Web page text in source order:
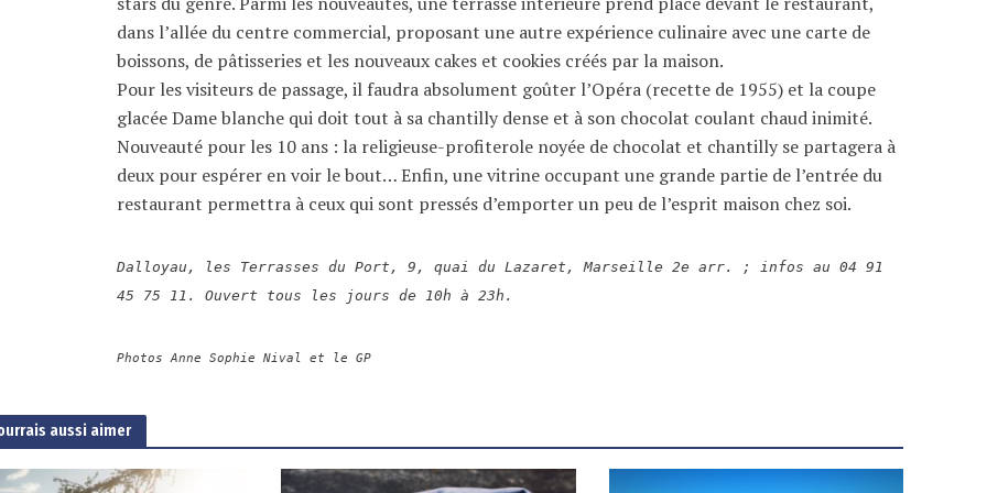
dans l’allée du centre commercial, proposant une autre expérience culinaire avec une carte de
boissons, de pâtisseries et les nouveaux cakes et cookies créés par la maison.
Pour les visiteurs de passage, il faudra absolument goûter l’Opéra (recette de 1955) et la coupe
glacée Dame blanche qui doit tout à sa chantilly dense et à son chocolat coulant chaud inimité.
Nouveauté pour les 10 ans : la religieuse-profiterole noyée de chocolat et chantilly se partagera à
deux pour espérer en voir le bout… Enfin, une vitrine occupant une grande partie de l’entrée du
restaurant permettra à ceux qui sont pressés d’emporter un peu de l’esprit maison chez soi.
Dalloyau, les Terrasses du Port, 9, quai du Lazaret, Marseille 2e arr. ; infos au 04 91
45 75 11. Ouvert tous les jours de 10h à 23h.
Photos Anne Sophie Nival et le GP
aussi aimer